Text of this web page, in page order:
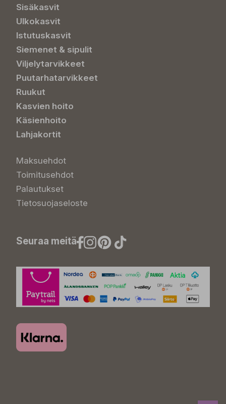
Sisäkasvit
Ulkokasvit
Istutuskasvit
Siemenet & sipulit
Viljelytarvikkeet
Puutarhatarvikkeet
Ruukut
Kasvien hoito
Käsienhoito
Lahjakortit
Maksuehdot
Toimitusehdot
Palautukset
Tietosuojaseloste
Seuraa meitä